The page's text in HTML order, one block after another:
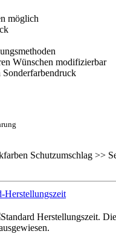
möglich
Wünschen modifizierbar
Schutzumschlag >>
Standard Herstellungszeit.